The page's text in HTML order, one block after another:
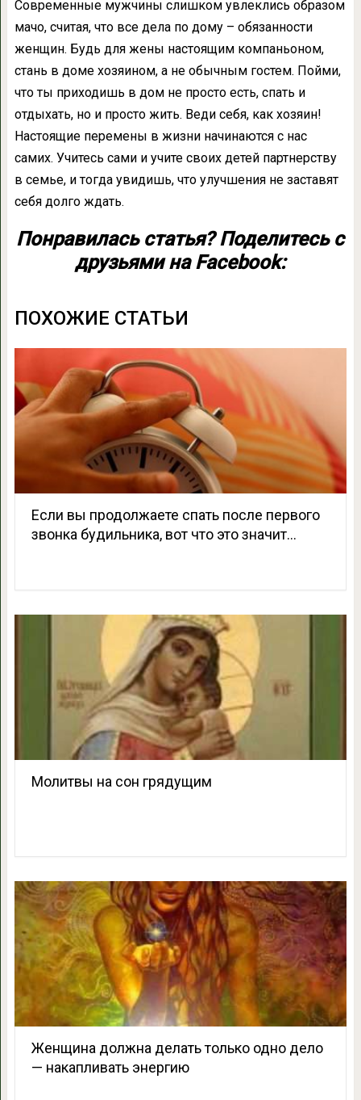
Современные мужчины слишком увлеклись образом
мачо, считая, что все дела по дому – обязанности
женщин. Будь для жены настоящим компаньоном,
стань в доме хозяином, а не обычным гостем. Пойми,
что ты приходишь в дом не просто есть, спать и
отдыхать, но и просто жить. Веди себя, как хозяин!
Настоящие перемены в жизни начинаются с нас
самих. Учитесь сами и учите своих детей партнерству
в семье, и тогда увидишь, что улучшения не заставят
себя долго ждать.
Понравилась статья? Поделитесь с
друзьями на Facebook:
ПОХОЖИЕ СТАТЬИ
Если вы продолжаете спать после первого
звонка будильника, вот что это значит…
Молитвы на сон грядущим
Женщина должна делать только одно дело
— накапливать энергию